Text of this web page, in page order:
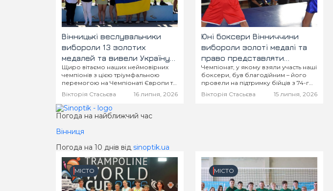
Вінницькі веслувальники
вибороли 13 золотих
медалей та вивели Україну
на перше місце в Чемпіонаті
Європи
Щиро вітаємо наших неймовірних
чемпіонів з цією тріумфальною
перемогою на Чемпіонаті Європи та
бажаємо ніколи не зупинятися на
досягнутому і надалі так само гордо
прославляти Україну на весь світ!
Вікторія Стасьєва 16 липня, 2026
Юні боксери Вінниччини
вибороли золоті медалі та
право представляти
область на Чемпіонаті
України
Чемпіонат, у якому взяли участь наші
боксери, був благодійним – його
провели на підтримку бійців з 74-го
окремого розвідувального
батальйону!
Вікторія Стасьєва 15 липня, 2026
Погода на найближчий час
Вінниця
Погода на 10 днів від sinoptik.ua
МІСТО МІСТО